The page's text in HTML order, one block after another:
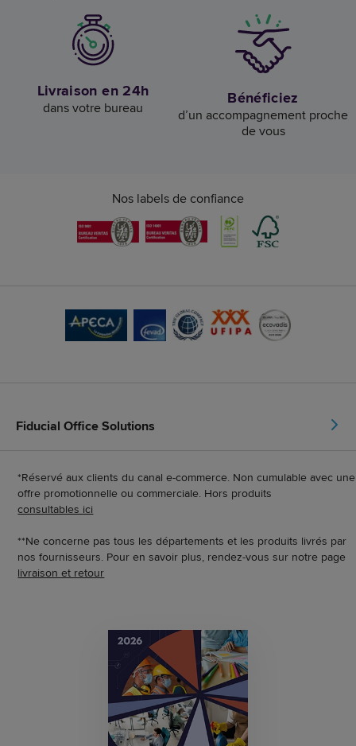
Livraison en 24h
dans votre bureau Bénéficiez
d’un accompagnement proche
de vous
Nos labels de confiance
Fiducial Office Solutions
*Réservé aux clients du canal e-commerce. Non cumulable avec une
offre promotionnelle ou commerciale. Hors produits
consultables ici
**Ne concerne pas tous les départements et les produits livrés par
nos fournisseurs. Pour en savoir plus, rendez-vous sur notre page
livraison et retour